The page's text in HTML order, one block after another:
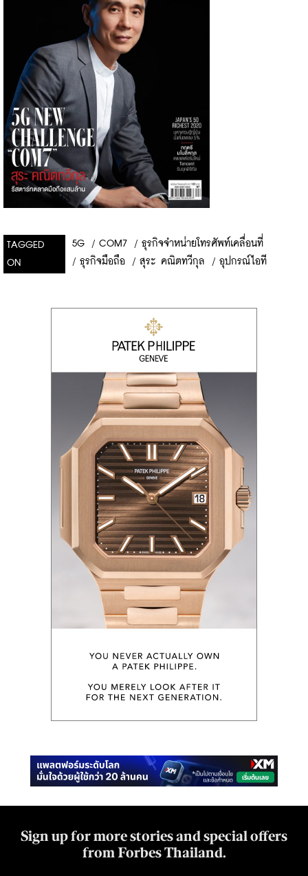
TAGGED
ON
5G / COM7 / ธุรกิจจำหน่ายโทรศัพท์เคลื่อนที่
/ ธุรกิจมือถือ / สุระ คณิตทวีกุล / อุปกรณ์ไอที
Sign up for more stories and special offers
from Forbes Thailand.